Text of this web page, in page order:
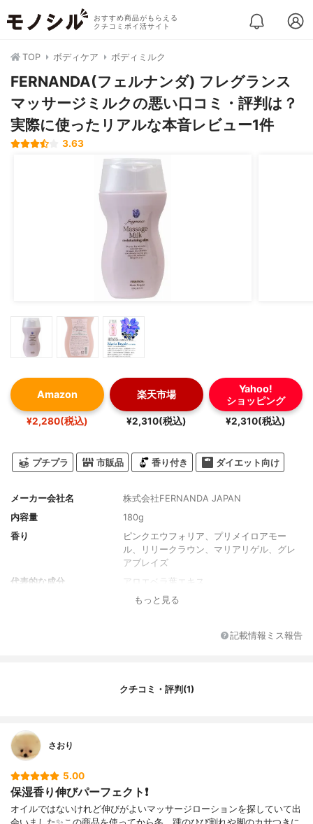
おすすめ商品がもらえる
クチコミポイ活サイト
TOP ボディケア ボディミルク
FERNANDA(フェルナンダ) フレグランス
マッサージミルクの悪い口コミ・評判は？
実際に使ったリアルな本音レビュー1件
3.63
Amazon
¥2,280(税込)
楽天市場
¥2,310(税込)
Yahoo!
ショッピング
¥2,310(税込)
プチプラ 市販品 香り付き ダイエット向け
メーカー会社名
株式会社FERNANDA JAPAN
内容量
180g
香り
ピンクエウフォリア、プリメイロアモー
ル、リリークラウン、マリアリゲル、グレ
アブレイズ
代表的な成分
アロエベラ葉エキス
もっと見る
記載情報ミス報告
クチコミ・評判(1)
さおり
5.00
保湿香り伸びパーフェクト❗️
オイルではないけれど伸びがよいマッサージローションを探していて出